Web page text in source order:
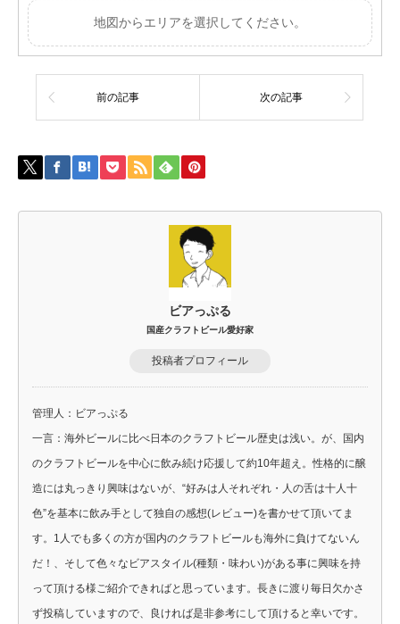
地図からエリアを選択してください。
前の記事 次の記事
ビアっぷる
国産クラフトビール愛好家
投稿者プロフィール
管理人：ビアっぷる
一言：海外ビールに比べ日本のクラフトビール歴史は浅い。が、国内
のクラフトビールを中心に飲み続け応援して約10年超え。性格的に醸
造には丸っきり興味はないが、“好みは人それぞれ・人の舌は十人十
色”を基本に飲み手として独自の感想(レビュー)を書かせて頂いてま
す。1人でも多くの方が国内のクラフトビールも海外に負けてないん
だ！、そして色々なビアスタイル(種類・味わい)がある事に興味を持
って頂ける様ご紹介できればと思っています。長きに渡り毎日欠かさ
ず投稿していますので、良ければ是非参考にして頂けると幸いです。